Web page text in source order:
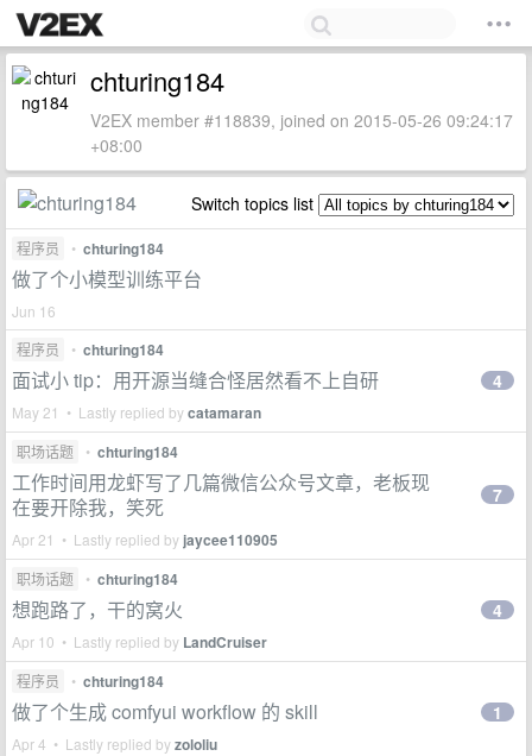
chturing184
V2EX member #118839, joined on 2015-05-26 09:24:17
+08:00
Switch topics list
程序员 • chturing184
做了个小模型训练平台
Jun 16
程序员
• chturing184
面试小 tip：用开源当缝合怪居然看不上自研
May 21 • Lastly replied bycatamaran
4
职场话题 • chturing184
工作时间用龙虾写了几篇微信公众号文章，老板现
在要开除我，笑死
Apr 21 • Lastly replied by jaycee110905
7
职场话题 • chturing184
想跑路了，干的窝火
Apr 10 • Lastly replied by LandCruiser
4
程序员 • chturing184
做了个生成 comfyui workflow 的 skill
Apr 4 • Lastly replied byzololiu
1